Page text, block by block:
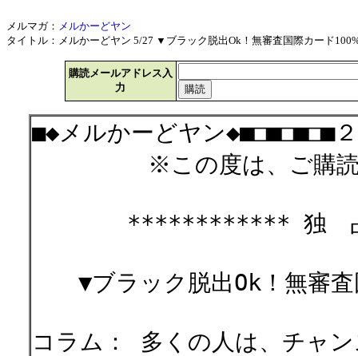
メルマガ： メルかーどヤン
タイトル：メルかーどヤン 5/27 ▼ブラック脱出Ok！無審査国際カード
購読メールアドレス入
力
■◆メルかーどヤン◆■□■□■□■
※この度は、ご購読有
************ 独 占
▼ブラック脱出Ok！無審査
コラム： 多くの人は、チャ